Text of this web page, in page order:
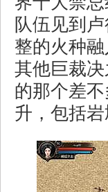
队伍见到
整的火种
其他巨裁
的那个差
升，包括